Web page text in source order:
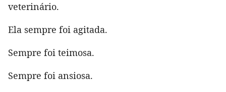
veterinário.
Ela sempre foi agitada.
Sempre foi teimosa.
Sempre foi ansiosa.